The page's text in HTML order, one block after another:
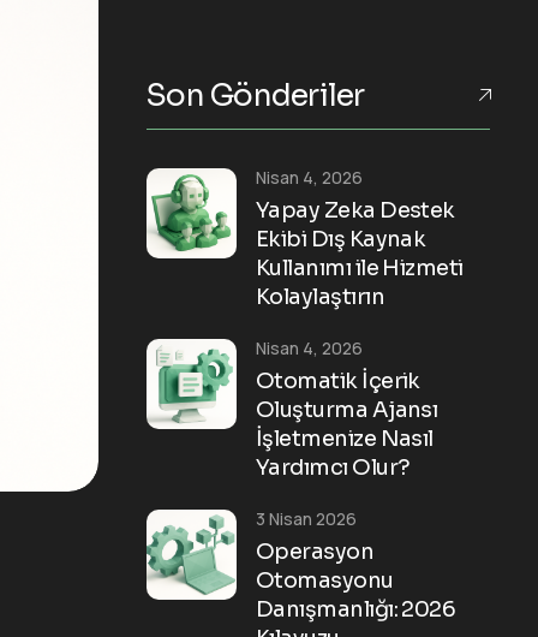
Son Gönderiler
Yapay Zeka Destek
Ekibi Dış Kaynak
Kullanımı ile Hizmeti
Kolaylaştırın
Nisan 4, 2026
Otomatik İçerik
Oluşturma Ajansı
İşletmenize Nasıl
Yardımcı Olur?
Nisan 4, 2026
Operasyon
Otomasyonu
Danışmanlığı: 2026
3 Nisan 2026